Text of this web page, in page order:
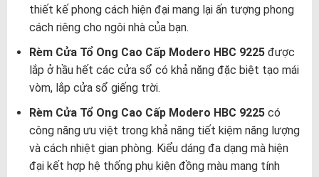
thiết kế phong cách hiện đại mang lại ấn tượng phong
cách riêng cho ngôi nhà của bạn.
Rèm Cửa Tổ Ong Cao Cấp Modero HBC 9225được
lắp ở hầu hết các cửa sổ có khả năng đặc biệt tạo mái
vòm, lắp cửa sổ giếng trời.
Rèm Cửa Tổ Ong Cao Cấp Modero HBC 9225có
công năng ưu việt trong khả năng tiết kiệm năng lượng
và cách nhiệt gian phòng. Kiểu dáng đa dạng mà hiện
đại kết hợp hệ thống phụ kiện đồng màu mang tính